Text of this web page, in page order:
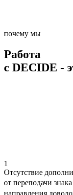
почему мы
Работа
с DECIDE -
1
Отсутствие
от переподачи